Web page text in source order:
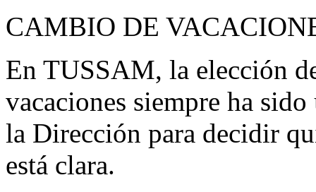
CAMBIO DE
En TUSSAM, la elección
vacaciones siempre ha
la Dirección para decidir
está clara.